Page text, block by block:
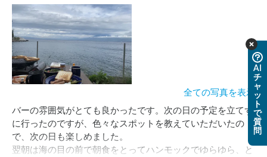
全ての写真を表示
バーの雰囲気がとても良かったです。次の日の予定を立てず
に行ったのですが、色々なスポットを教えていただいたの
で、次の日も楽しめました。
翌朝は海の目の前で朝食をとってハンモックでゆらゆら、と
AI
チ
ャ
ッ
ト
で
質
問